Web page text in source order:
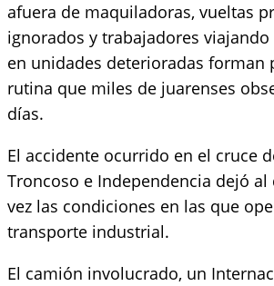
afuera de maquiladoras, vueltas
ignorados y trabajadores
en unidades deterioradas forman
rutina que miles de juarenses
días.
El accidente ocurrido en el cruce
Troncoso e Independencia dejó
vez las condiciones en las que
transporte industrial.
El camión involucrado, un